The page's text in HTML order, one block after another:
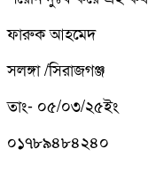
ফারুক আহমেদ
সলঙ্গা /সিরাজগঞ্জ
তাং- ০৫/০৩/২৫ইং
০১৭৮৯৪৮৪২৪০